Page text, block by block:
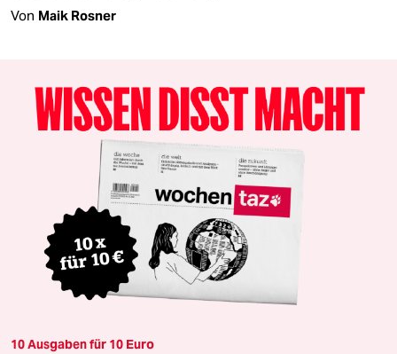
Von Maik Rosner
10 Ausgaben für 10 Euro